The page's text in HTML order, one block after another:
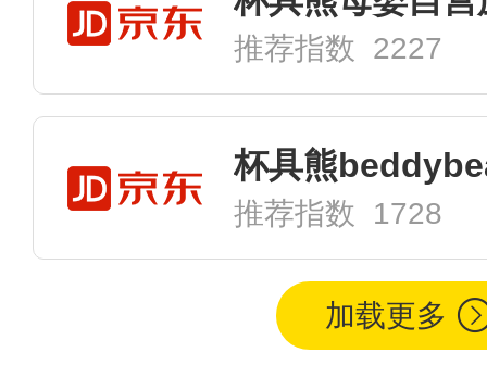
推荐指数 2227
杯具熊
推荐指数 1728
加载更多